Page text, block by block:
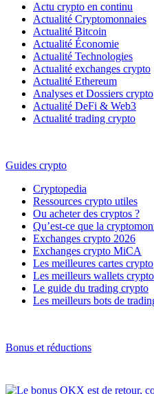
Actu crypto en continu
Actualité Cryptomonnaies
Actualité Bitcoin
Actualité Économie
Actualité Technologies
Actualité exchanges crypto
Actualité Ethereum
Analyses et Dossiers crypto
Actualité DeFi & Web3
Actualité trading crypto
Guides crypto
Cryptopedia
Ressources crypto utiles
Ou acheter des cryptos ?
Qu’est-ce que la
Exchanges crypto 2026
Exchanges crypto MiCA
Les meilleures cartes crypto
Les meilleurs wallets crypto
Le guide du trading crypto
Les meilleurs bots de
Bonus et réductions